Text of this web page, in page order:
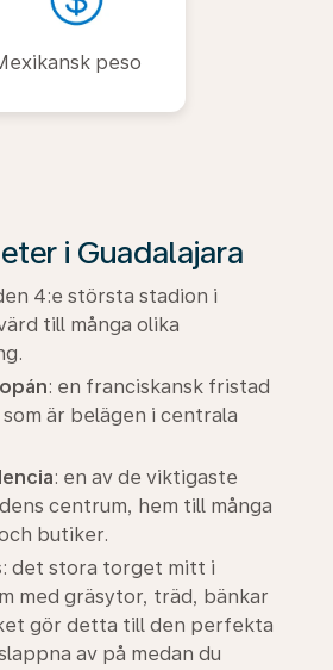
peso
i Guadalajara
4:e största stadion i
till många olika
: en franciskansk fristad
är belägen i centrala
: en av de viktigaste
centrum, hem till många
butiker.
: det stora torget mitt i
med gräsytor, träd, bänkar
gör detta till den perfekta
av på medan du